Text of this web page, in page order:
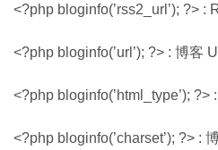
<?php bloginfo(’rss2_url’); ?> :
<?php bloginfo(’url’); ?> : 博客
<?php bloginfo(’html_type’); ?>
<?php bloginfo(’charset’); ?> :